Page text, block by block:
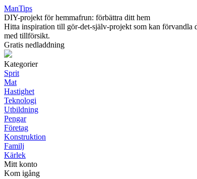
ManTips
DIY-projekt för hemmafrun: förbättra ditt hem
Hitta inspiration till gör-det-själv-projekt som kan förvandla
med tillförsikt.
Gratis nedladdning
Kategorier
Sprit
Mat
Hastighet
Teknologi
Utbildning
Pengar
Företag
Konstruktion
Familj
Kärlek
Mitt konto
Kom igång